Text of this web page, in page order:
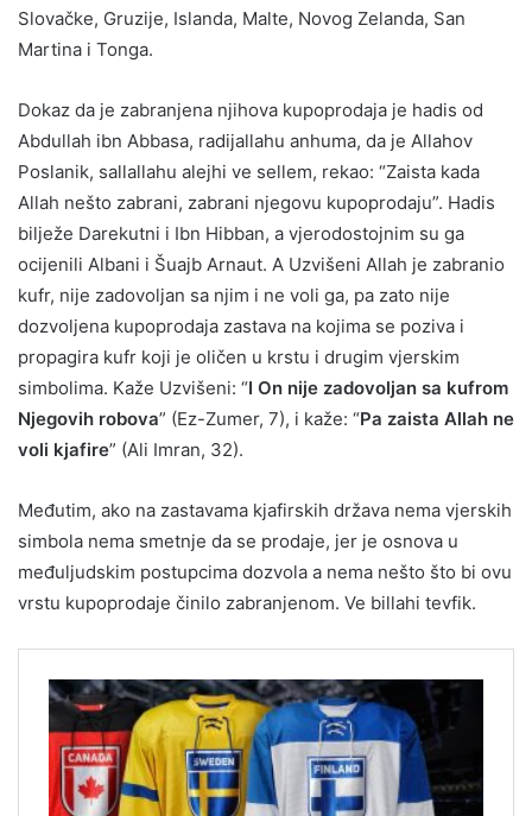
Slovačke, Gruzije, Islanda, Malte, Novog Zelanda, San
Martina i Tonga.
Dokaz da je zabranjena njihova kupoprodaja je hadis od
Abdullah ibn Abbasa, radijallahu anhuma, da je Allahov
Poslanik, sallallahu alejhi ve sellem, rekao: “Zaista kada
Allah nešto zabrani, zabrani njegovu kupoprodaju”. Hadis
bilježe Darekutni i Ibn Hibban, a vjerodostojnim su ga
ocijenili Albani i Šuajb Arnaut. A Uzvišeni Allah je zabranio
kufr, nije zadovoljan sa njim i ne voli ga, pa zato nije
dozvoljena kupoprodaja zastava na kojima se poziva i
propagira kufr koji je oličen u krstu i drugim vjerskim
simbolima. Kaže Uzvišeni: “I On nije zadovoljan sa kufrom
Njegovih robova” (Ez-Zumer, 7), i kaže: “Pa zaista Allah ne
voli kjafire” (Ali Imran, 32).
Međutim, ako na zastavama kjafirskih država nema vjerskih
simbola nema smetnje da se prodaje, jer je osnova u
međuljudskim postupcima dozvola a nema nešto što bi ovu
vrstu kupoprodaje činilo zabranjenom. Ve billahi tevfik.